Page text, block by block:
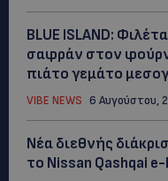
BLUE ISLAND:
σαφράν στον
πιάτο γεμάτο
VIBE NEWS 6 Αυγούστου,
Νέα διεθνής
το Nissan Qashqai e-